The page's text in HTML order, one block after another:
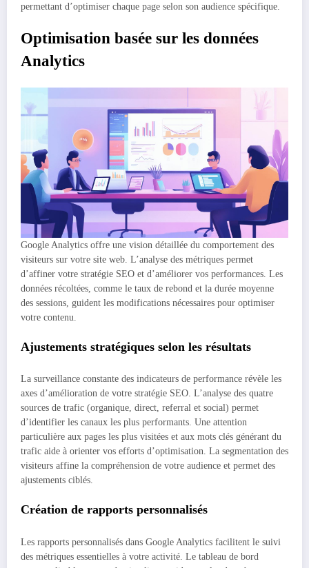
permettant d’optimiser chaque page selon son audience spécifique.
Optimisation basée sur les données
Analytics
Google Analytics offre une vision détaillée du comportement des
visiteurs sur votre site web. L’analyse des métriques permet
d’affiner votre stratégie SEO et d’améliorer vos performances. Les
données récoltées, comme le taux de rebond et la durée moyenne
des sessions, guident les modifications nécessaires pour optimiser
votre contenu.
Ajustements stratégiques selon les résultats
La surveillance constante des indicateurs de performance révèle les
axes d’amélioration de votre stratégie SEO. L’analyse des quatre
sources de trafic (organique, direct, referral et social) permet
d’identifier les canaux les plus performants. Une attention
particulière aux pages les plus visitées et aux mots clés générant du
trafic aide à orienter vos efforts d’optimisation. La segmentation des
visiteurs affine la compréhension de votre audience et permet des
ajustements ciblés.
Création de rapports personnalisés
Les rapports personnalisés dans Google Analytics facilitent le suivi
des métriques essentielles à votre activité. Le tableau de bord